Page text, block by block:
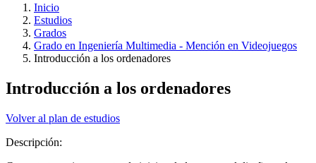
Inicio
Estudios
Grados
Grado en Ingeniería Multimedia - Mención en Videojuegos
Introducción a los ordenadores
Introducción a los ordenadores
Volver al plan de estudios
Descripción: